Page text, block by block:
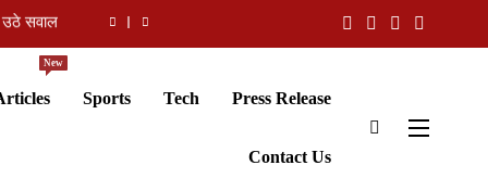
हुई चर्चा
New
Sports Tech Press Release
Contact Us